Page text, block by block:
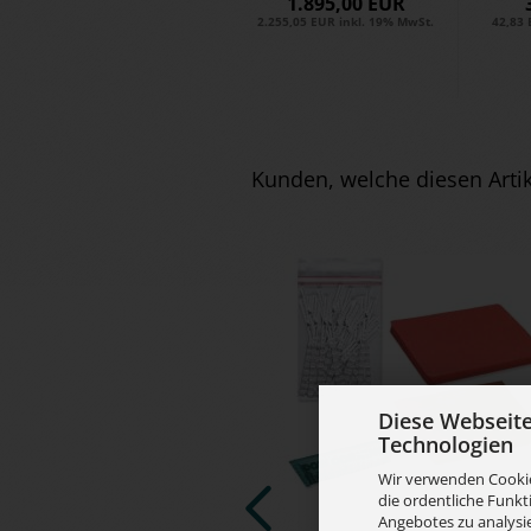
Diese
Technologien
Wir verwenden
die ordentliche
Angebotes zu
Au­to­ma­
2.255,05 EUR inkl. 19% MwSt. 42,83
Kunden, welche diesen